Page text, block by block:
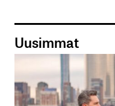
Uusimmat